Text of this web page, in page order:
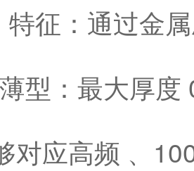
征：通过金
薄型：最大厚
对应高频 、